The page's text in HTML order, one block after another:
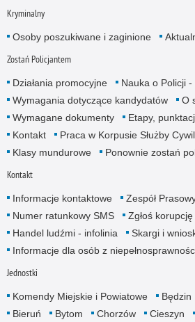
Kryminalny
Osoby poszukiwane i zaginione
Zostań Policjantem
Działania promocyjne
Nauka o Policji
Wymagania dotyczące kandydatów
O
Wymagane dokumenty
Etapy,
Kontakt
Praca w Korpusie Służby
Klasy mundurowe
Ponownie zostań
Kontakt
Informacje kontaktowe
Zespół
Numer ratunkowy SMS
Zgłoś korupcję
Handel ludźmi - infolinia
Skargi i
Informacje dla osób z
Jednostki
Komendy Miejskie i Powiatowe Będzin
Bieruń
Bytom Chorzów Cieszyn